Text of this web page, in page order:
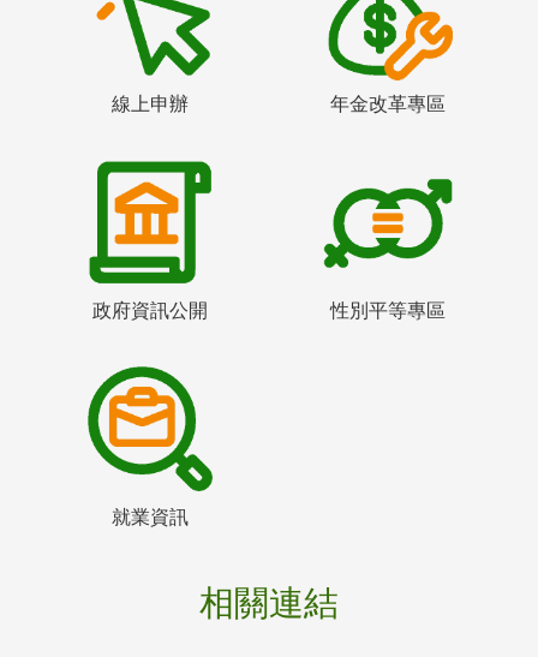
線上申辦 年金改革專區
政府資訊公開 性別平等專區
就業資訊
相關連結